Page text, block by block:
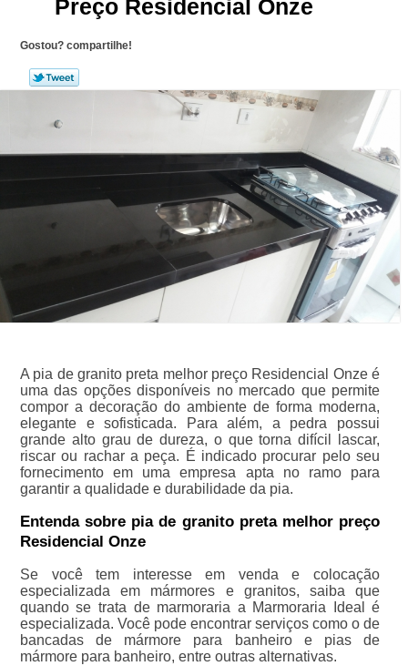
Preço Residencial Onze
Gostou? compartilhe!
A pia de granito preta melhor preço Residencial Onze é
uma das opções disponíveis no mercado que permite
compor a decoração do ambiente de forma moderna,
elegante e sofisticada. Para além, a pedra possui
grande alto grau de dureza, o que torna difícil lascar,
riscar ou rachar a peça. É indicado procurar pelo seu
fornecimento em uma empresa apta no ramo para
garantir a qualidade e durabilidade da pia.
Entenda sobre pia de granito preta melhor preço
Residencial Onze
Se você tem interesse em venda e colocação
especializada em mármores e granitos, saiba que
quando se trata de marmoraria a Marmoraria Ideal é
especializada. Você pode encontrar serviços como o de
bancadas de mármore para banheiro e pias de
mármore para banheiro, entre outras alternativas.